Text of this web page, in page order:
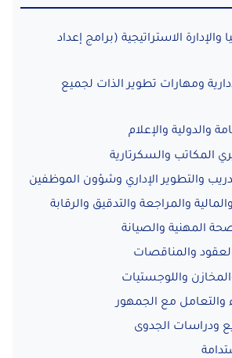
والإدارة الاستراتيجية (برامج إعداد
ومهارات تطوير الذات لجميع
والدولية والإعلام
المكاتب والسكرتارية
والتطوير الإداري وشؤون الموظفين
والمراجعة والتدقيق والرقابة
المهنية والصيانة
والمناقصات
واللوجستيات
والتعامل مع الجمهور
ودراسات الجدوى